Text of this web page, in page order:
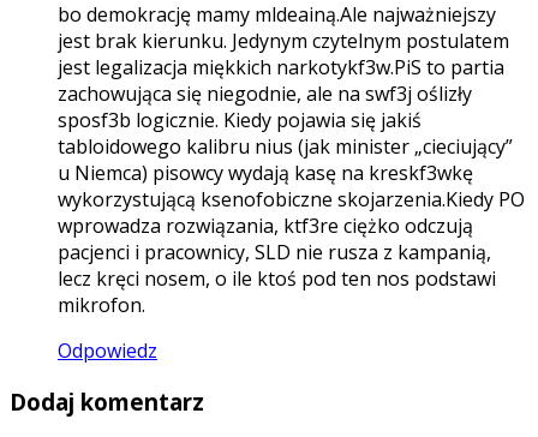
bo demokrację mamy mldeainą.Ale najważniejszy
jest brak kierunku. Jedynym czytelnym postulatem
jest legalizacja miękkich narkotykf3w.PiS to partia
zachowująca się niegodnie, ale na swf3j oślizły
sposf3b logicznie. Kiedy pojawia się jakiś
tabloidowego kalibru nius (jak minister „cieciujący”
u Niemca) pisowcy wydają kasę na kreskf3wkę
wykorzystującą ksenofobiczne skojarzenia.Kiedy PO
wprowadza rozwiązania, ktf3re ciężko odczują
pacjenci i pracownicy, SLD nie rusza z kampanią,
lecz kręci nosem, o ile ktoś pod ten nos podstawi
mikrofon.
Odpowiedz
Dodaj komentarz